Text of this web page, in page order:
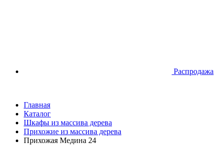
Распродажа
Главная
Каталог
Шкафы из массива дерева
Прихожие из массива дерева
Прихожая Медина 24